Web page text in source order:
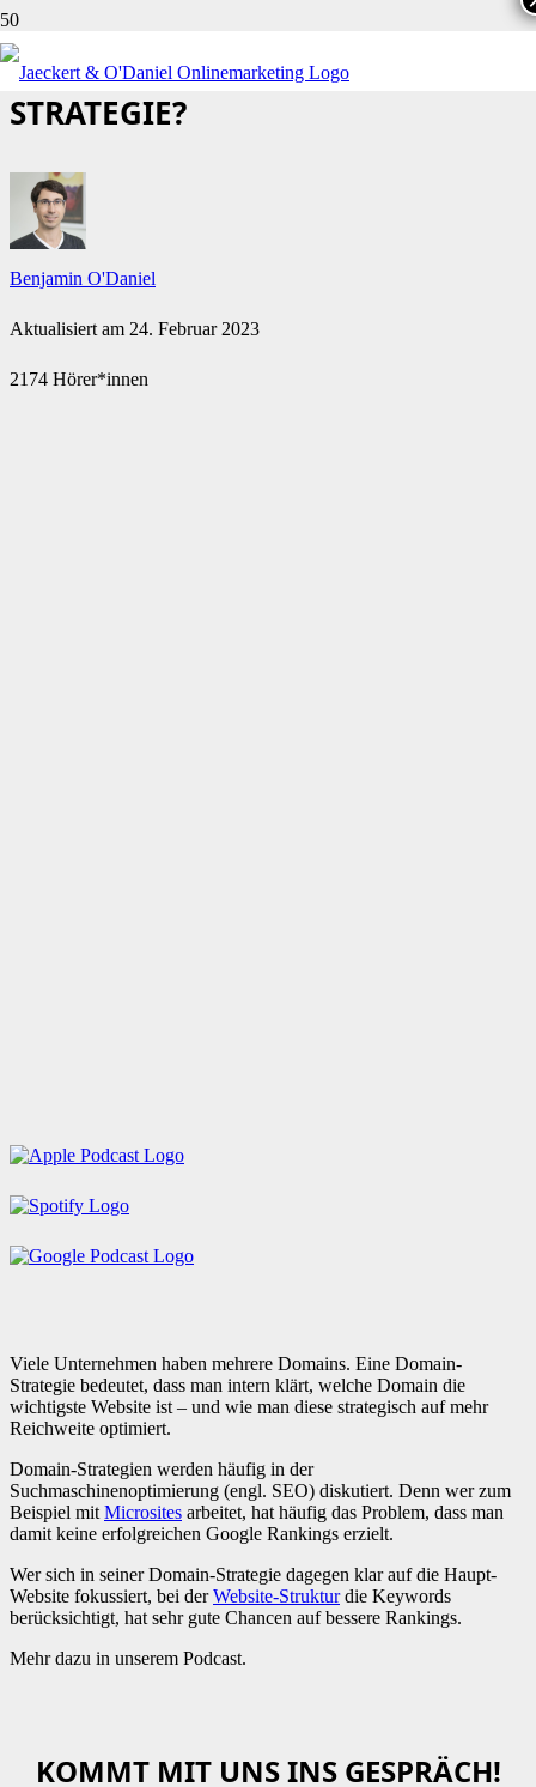
WAS IST EINE DOMAIN-
STRATEGIE?
Benjamin O'Daniel
Aktualisiert am 24. Februar 2023
2174 Hörer*innen
Viele Unternehmen haben mehrere Domains. Eine Domain-
Strategie bedeutet, dass man intern klärt, welche Domain die
wichtigste Website ist – und wie man diese strategisch auf mehr
Reichweite optimiert.
Domain-Strategien werden häufig in der
Suchmaschinenoptimierung (engl. SEO) diskutiert. Denn wer zum
Beispiel mit Microsites arbeitet, hat häufig das Problem, dass man
damit keine erfolgreichen Google Rankings erzielt.
Wer sich in seiner Domain-Strategie dagegen klar auf die Haupt-
Website fokussiert, bei derWebsite-Strukturdie Keywords
berücksichtigt, hat sehr gute Chancen auf bessere Rankings.
Mehr dazu in unserem Podcast.
KOMMT MIT UNS INS GESPRÄCH!